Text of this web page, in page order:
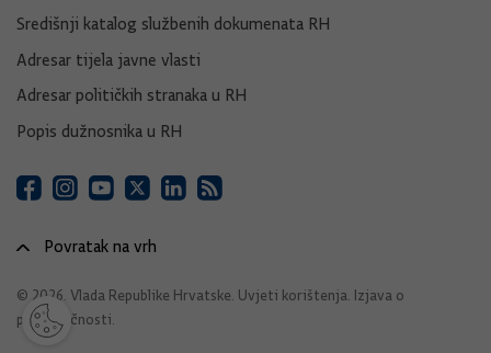
Središnji katalog službenih dokumenata RH
Adresar tijela javne vlasti
Adresar političkih stranaka u RH
Popis dužnosnika u RH
Povratak na vrh
© 2026. Vlada Republike Hrvatske. Uvjeti korištenja. Izjava o
pristupačnosti.